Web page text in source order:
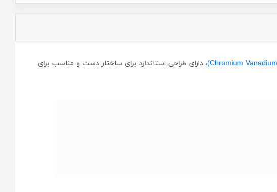
، دارای طراحی استاندارد برای ساختار دست و مناسب برای